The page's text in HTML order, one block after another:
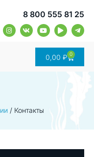
8 800 555 81 25
0,00 ₽ 0
/ Контакты